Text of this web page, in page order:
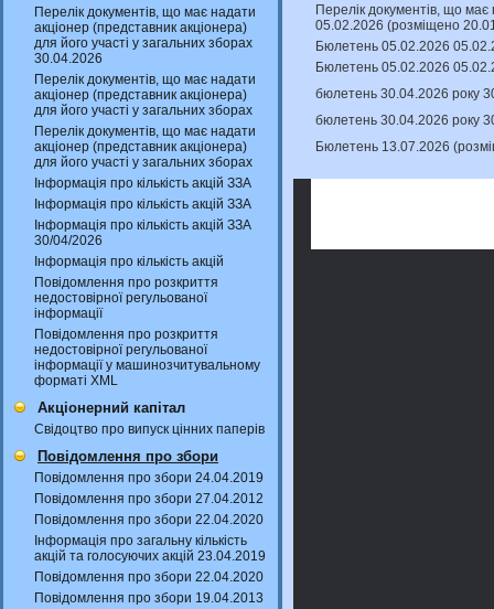
Перелік документів, що має надати
акціонер (представник акціонера)
для його участі у загальних зборах
30.04.2026
Перелік документів, що має надати
акціонер (представник акціонера)
для його участі у загальних зборах
Перелік документів, що має надати
акціонер (представник акціонера)
для його участі у загальних зборах
Інформація про кількість акцій ЗЗА
Інформація про кількість акцій ЗЗА
Інформація про кількість акцій ЗЗА
30/04/2026
Інформація про кількість акцій
Повідомлення про розкриття
недостовірної регульованої
інформації
Повідомлення про розкриття
недостовірної регульованої
інформації у машинозчитувальному
форматі XML
Акціонерний капітал
Свідоцтво про випуск цінних паперів
Повідомлення про збори
Повідомлення про збори 24.04.2019
Повідомлення про збори 27.04.2012
Повідомлення про збори 22.04.2020
Інформація про загальну кількість
акцій та голосуючих акцій 23.04.2019
Повідомлення про збори 22.04.2020
Повідомлення про збори 19.04.2013
Перелік документів, що має
05.02.2026 (розміщено
Бюлетень 05.02.2026
Бюлетень 05.02.2026
бюлетень 30.04.2026 року
бюлетень 30.04.2026 року
Бюлетень 13.07.2026